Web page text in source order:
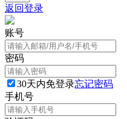
返回登录
账号
密码
30天内免登录忘记密码
手机号